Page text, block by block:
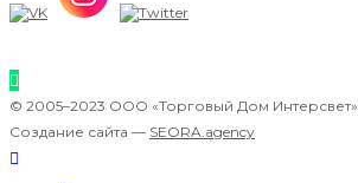
© 2005–2023 ООО «Торговый Дом Интерсвет»
Создание сайта — SEORA.agency